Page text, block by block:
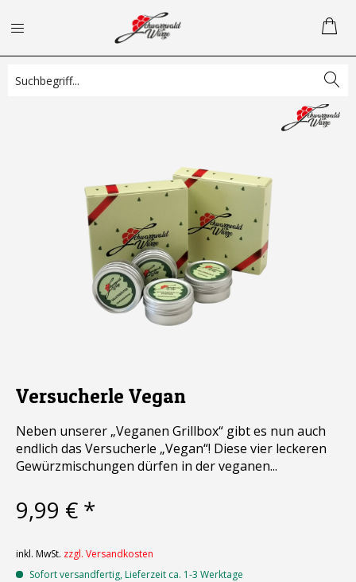
Übersicht
Versucherle Vegan
Neben unserer „Veganen Grillbox“ gibt es nun auch
endlich das Versucherle „Vegan“! Diese vier leckeren
Gewürzmischungen dürfen in der veganen...
9,99 € *
inkl. MwSt. zzgl. Versandkosten
Sofort versandfertig, Lieferzeit ca. 1-3 Werktage